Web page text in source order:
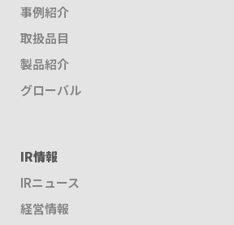
事例紹介
取扱品目
製品紹介
グローバル
IR情報
IRニュース
経営情報